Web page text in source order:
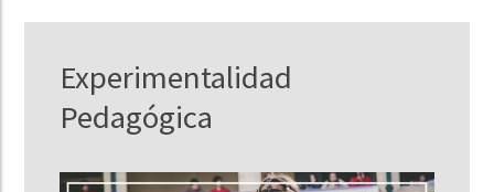
Experimentalidad
Pedagógica